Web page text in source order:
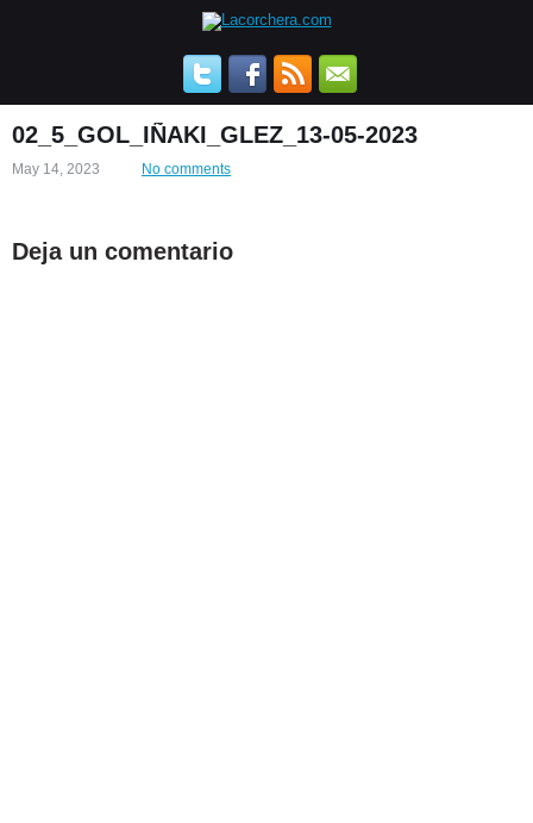
02_5_GOL_IÑAKI_GLEZ_13-05-2023
May 14, 2023 No comments
Deja un comentario